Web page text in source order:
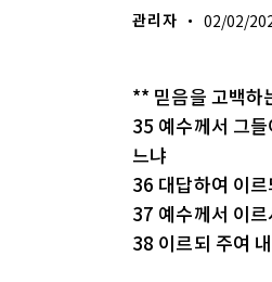
관리자 02/02/
** 믿음을 고백하
35 예수께서 그
느냐
36 대답하여 이
37 예수께서 이
38 이르되 주여